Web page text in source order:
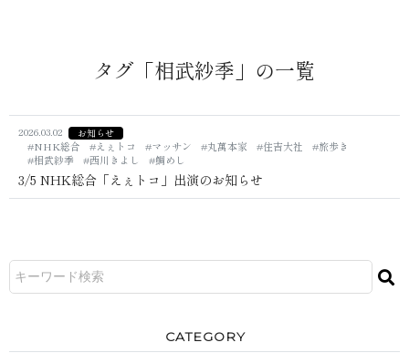
タグ「相武紗季」の一覧
2026.03.02 お知らせ
#NHK総合 #えぇトコ #マッサン #丸萬本家 #住吉大社
#旅歩き
#相武紗季
#西川きよし #鯛めし
3/5 NHK総合「えぇトコ」出演のお知らせ
CATEGORY